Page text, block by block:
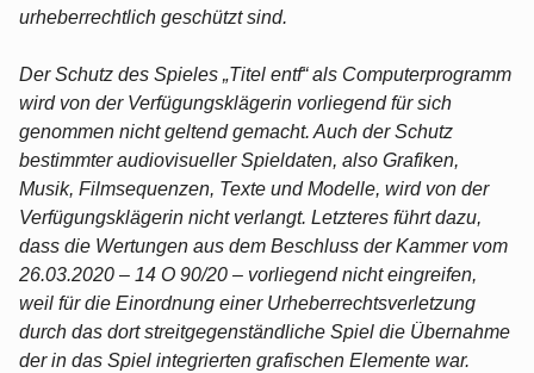
urheberrechtlich geschützt sind.
Der Schutz des Spieles „Titel entf“ als Computerprogramm
wird von der Verfügungsklägerin vorliegend für sich
genommen nicht geltend gemacht. Auch der Schutz
bestimmter audiovisueller Spieldaten, also Grafiken,
Musik, Filmsequenzen, Texte und Modelle, wird von der
Verfügungsklägerin nicht verlangt. Letzteres führt dazu,
dass die Wertungen aus dem Beschluss der Kammer vom
26.03.2020 – 14 O 90/20 – vorliegend nicht eingreifen,
weil für die Einordnung einer Urheberrechtsverletzung
durch das dort streitgegenständliche Spiel die Übernahme
der in das Spiel integrierten grafischen Elemente war.